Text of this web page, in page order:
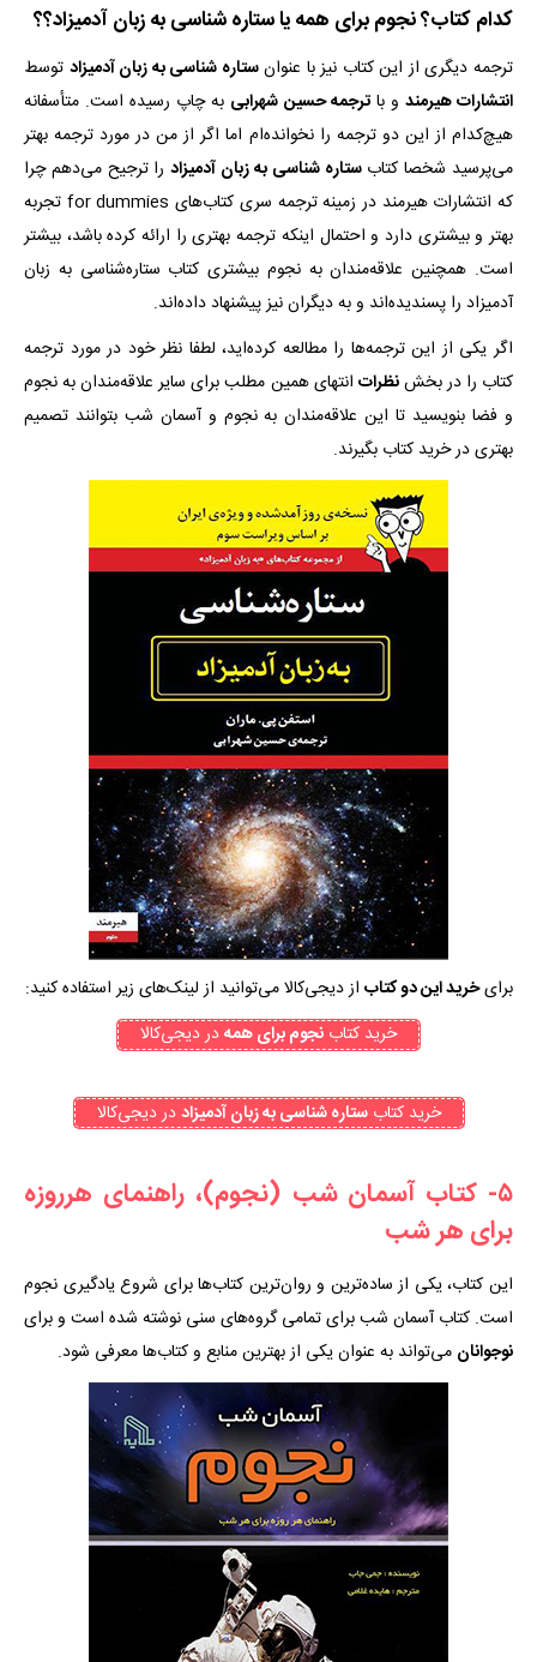
کدام کتاب؟ نجوم برای همه یا ستاره‌ شناسی به زبان آدمیزاد؟؟
ترجمه دیگری از این کتاب نیز با عنوانستاره ‌‌شناسی به زبان آدمیزاد توسط
انتشارات هیرمند و باترجمه حسین شهرابی به چاپ رسیده است. متأسفانه
هیچ‌کدام از این دو ترجمه را نخوانده‌ام اما اگر از من در مورد ترجمه بهتر
می‌پرسید شخصا کتابستاره‌ شناسی به زبان آدمیزادرا ترجیح می‌دهم چرا
که انتشارات هیرمند در زمینه ترجمه سری کتاب‌‌های for dummies تجربه
بهتر و بیشتری دارد و احتمال اینکه ترجمه بهتری را ارائه کرده باشد، بیشتر
است. همچنین علاقه‌مندان به نجوم بیشتری کتاب ستاره‌شناسی به زبان
آدمیزاد را پسندیده‌اند و به دیگران نیز پیشنهاد داده‌اند.
اگر یکی از این ترجمه‌ها را مطالعه کرده‌اید، لطفا نظر خود در مورد ترجمه
کتاب را در بخشنظرات انتهای همین مطلب برای سایر علاقه‌مندان به نجوم
و فضا بنویسید تا این علاقه‌مندان به نجوم و آسمان شب بتوانند تصمیم
بهتری در خرید کتاب بگیرند.
برایخرید این دو کتاباز دیجی‌کالا می‌توانید از لینک‌های زیر استفاده کنید:
خرید کتاب نجوم برای همهدر دیجی‌کالا
خرید کتابستاره شناسی به زبان آدمیزاددر دیجی‌کالا
۵- کتاب آسمان شب (نجوم)، راهنمای هرروزه
برای هر شب
این کتاب، یکی از ساده‌ترین و روان‌ترین کتاب‌ها برای شروع یادگیری نجوم
است. کتاب آسمان شب برای تمامی گروه‌های سنی نوشته شده است و برای
نوجوانان می‌تواند به عنوان یکی از بهترین منابع و کتاب‌ها معرفی شود.